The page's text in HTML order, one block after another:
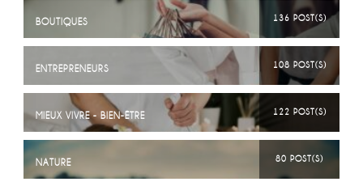
BOUTIQUES 136 POST(S)
ENTREPRENEURS 108 POST(S)
MIEUX VIVRE - BIEN-ÊTRE 122 POST(S)
NATURE 80 POST(S)